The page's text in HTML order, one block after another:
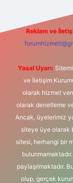
Reklam ve
Yasal Uyarı:
ve İletişim
olarak hizmet
olarak denetleme
Ancak, üyelerimiz
siteye üye olarak
sitesi, herhangi bir
paylaşılmaktadır.
olup, gerçek